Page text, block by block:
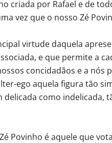
criada por Rafael e de
vez que o nosso Zé
virtude daquela
e que permite a
concidadãos e a nós
ego aquela figura tão
delicada como indelicada,
Povinho é aquele que